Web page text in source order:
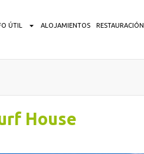
ÚTIL ALOJAMIENTOS RESTAURACIÓN
House